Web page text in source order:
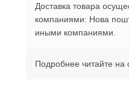
Доставка товара
компаниями: Нова
иными компаниями.
Подробнее читайте на